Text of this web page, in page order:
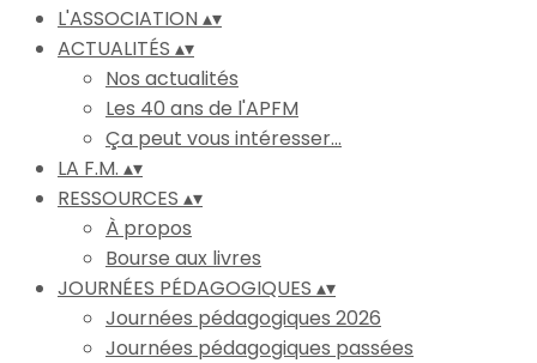
L'ASSOCIATION▴▾
ACTUALITÉS ▴▾
Nos actualités
Les 40 ans de l'APFM
Ça peut vous intéresser...
LA F.M. ▴▾
RESSOURCES ▴▾
À propos
Bourse aux livres
JOURNÉES PÉDAGOGIQUES ▴▾
Journées pédagogiques 2026
Journées pédagogiques passées